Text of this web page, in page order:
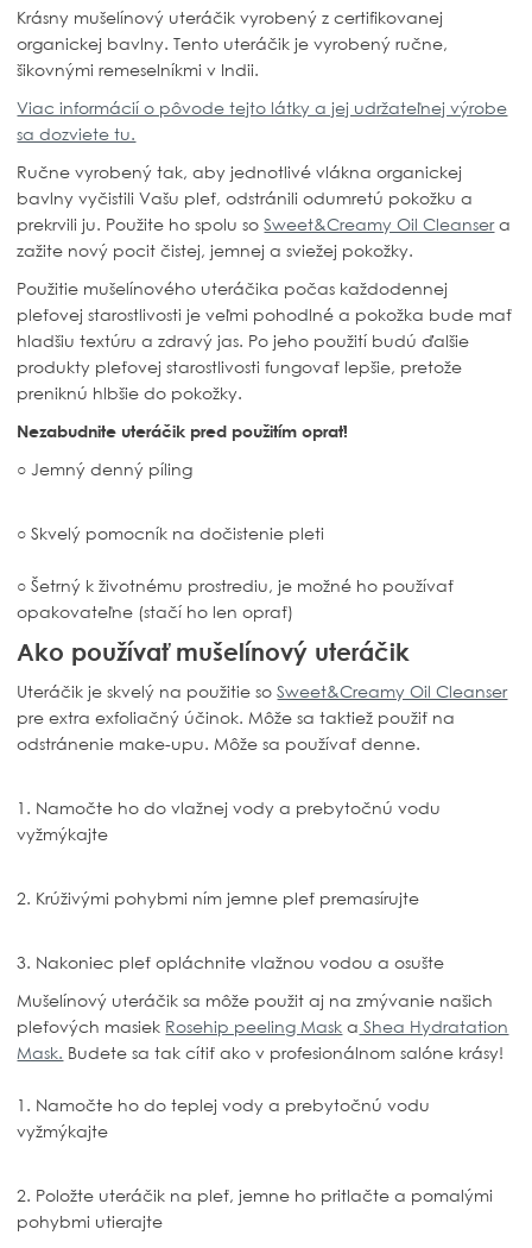
Krásny mušelínový uteráčik vyrobený z certifikovanej
organickej bavlny. Tento uteráčik je vyrobený ručne,
šikovnými remeselníkmi v Indii.
Viac informácií o pôvode tejto látky a jej udržateľnej výrobe
sa dozviete tu.
Ručne vyrobený tak, aby jednotlivé vlákna organickej
bavlny vyčistili Vašu pleť, odstránili odumretú pokožku a
prekrvili ju. Použite ho spolu soSweet&Creamy Oil Cleansera
zažite nový pocit čistej, jemnej a sviežej pokožky.
Použitie mušelínového uteráčika počas každodennej
pleťovej starostlivosti je veľmi pohodlné a pokožka bude mať
hladšiu textúru a zdravý jas. Po jeho použití budú ďalšie
produkty pleťovej starostlivosti fungovať lepšie, pretože
preniknú hlbšie do pokožky.
Nezabudnite uteráčik pred použitím oprať!
○ Jemný denný píling
○ Skvelý pomocník na dočistenie pleti
○ Šetrný k životnému prostrediu, je možné ho používať
opakovateľne (stačí ho len oprať)
Ako používať mušelínový uteráčik
Uteráčik je skvelý na použitie soSweet&Creamy Oil Cleanser
pre extra exfoliačný účinok. Môže sa taktiež použiť na
odstránenie make-upu. Môže sa používať denne.
1. Namočte ho do vlažnej vody a prebytočnú vodu
vyžmýkajte
2. Krúživými pohybmi ním jemne pleť premasírujte
3. Nakoniec pleť opláchnite vlažnou vodou a osušte
Mušelínový uteráčik sa môže použit aj na zmývanie našich
pleťových masiek Rosehip peeling Mask a Shea Hydratation
Mask. Budete sa tak cítiť ako v profesionálnom salóne krásy!
1. Namočte ho do teplej vody a prebytočnú vodu
vyžmýkajte
2. Položte uteráčik na pleť, jemne ho pritlačte a pomalými
pohybmi utierajte